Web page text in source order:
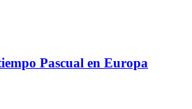
Pascual en Europa